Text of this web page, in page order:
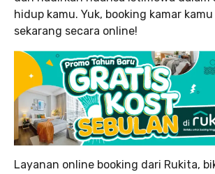
hidup kamu. Yuk, booking kamar
sekarang secara online!
Layanan online booking dari Rukita,